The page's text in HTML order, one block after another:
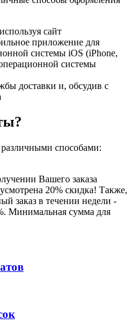
сайт
приложение для
системы iOS (iPhone,
системы
доставки и, обсудив с
способами:
Вашего заказа
20% скидка! Также,
заказ в течении недели -
Минимальная сумма для